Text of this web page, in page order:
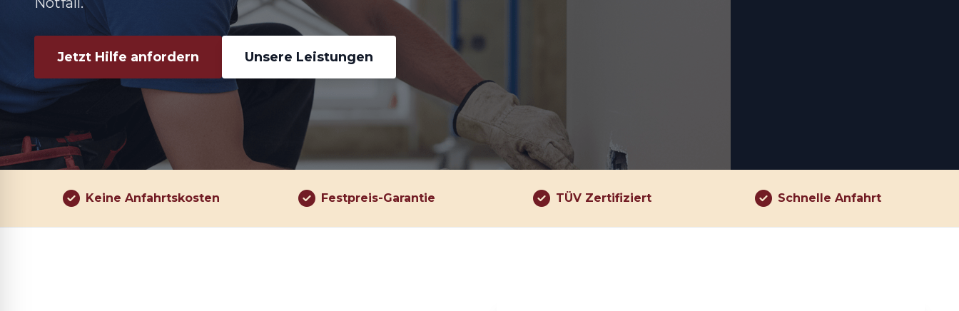
Jetzt Hilfe anfordern Unsere Leistungen
Keine Anfahrtskosten Festpreis-Garantie TÜV Zertifiziert Schnelle Anfahrt